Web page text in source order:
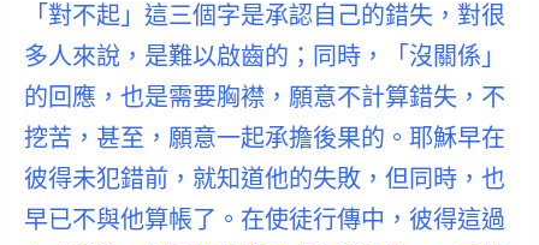
「對不起」這三個字是承認自己的錯失，對很
多人來說，是難以啟齒的；同時，「沒關係」
的回應，也是需要胸襟，願意不計算錯失，不
挖苦，甚至，願意一起承擔後果的。 耶穌早在
彼得未犯錯前，就知道他的失敗，但同時，也
早已不與他算帳了。在使徒行傳中，彼得這過